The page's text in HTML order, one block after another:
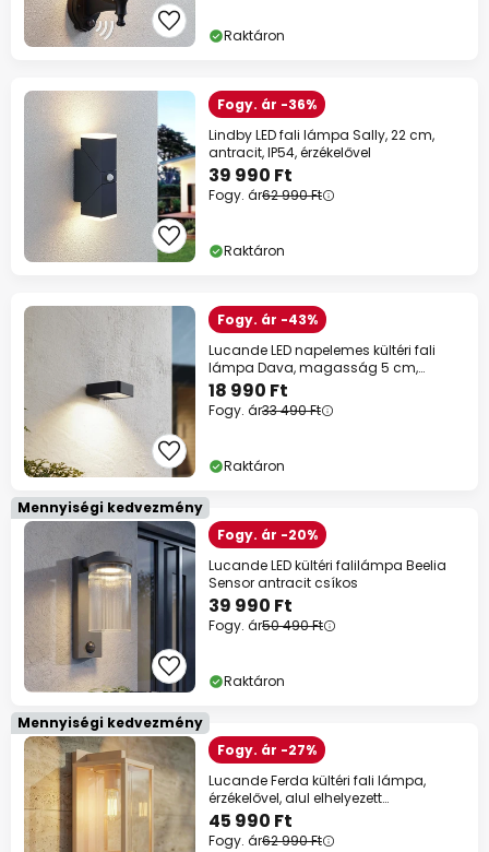
Raktáron
Fogy. ár -36%
Lindby LED fali lámpa Sally, 22 cm,
antracit, IP54, érzékelővel
39 990 Ft
Fogy. ár62 990 Ft
Raktáron
Fogy. ár -43%
Lucande LED napelemes kültéri fali
lámpa Dava, magasság 5 cm,
érzékelővel
18 990 Ft
Fogy. ár33 490 Ft
Raktáron
Mennyiségi kedvezmény
Fogy. ár -20%
Lucande LED kültéri falilámpa Beelia
Sensor antracit csíkos
39 990 Ft
Fogy. ár50 490 Ft
Raktáron
Mennyiségi kedvezmény
Fogy. ár -27%
Lucande Ferda kültéri fali lámpa,
érzékelővel, alul elhelyezett
foglalatával,
45 990 Ft
Fogy. ár62 990 Ft